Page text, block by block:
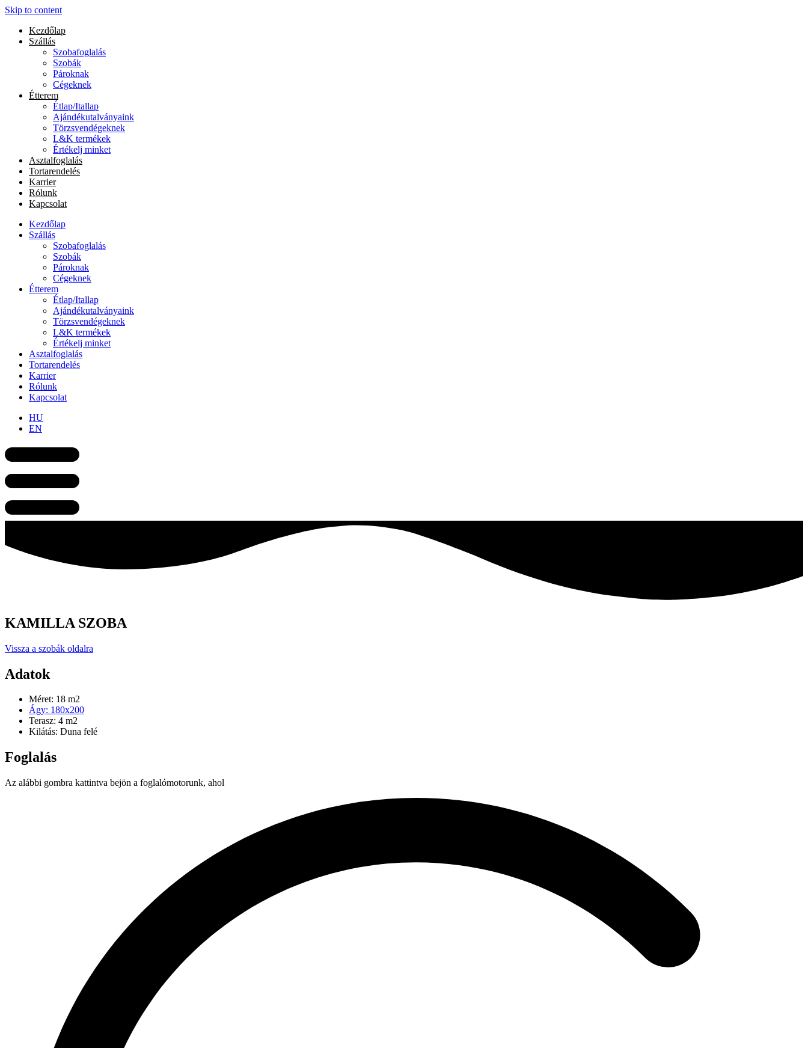
Skip to content
Kezdőlap
Szállás
Szobafoglalás
Szobák
Pároknak
Cégeknek
Étterem
Étlap/Itallap
Ajándékutalványaink
Törzsvendégeknek
L&K termékek
Értékelj minket
Asztalfoglalás
Tortarendelés
Karrier
Rólunk
Kapcsolat
Kezdőlap
Szállás
Szobafoglalás
Szobák
Pároknak
Cégeknek
Étterem
Étlap/Itallap
Ajándékutalványaink
Törzsvendégeknek
L&K termékek
Értékelj minket
Asztalfoglalás
Tortarendelés
Karrier
Rólunk
Kapcsolat
HU
EN
KAMILLA SZOBA
Vissza a szobák oldalra
Adatok
Méret: 18 m2
Ágy: 180x200
Terasz: 4 m2
Kilátás: Duna felé
Foglalás
Az alábbi gombra kattintva bejön a foglalómotorunk, ahol